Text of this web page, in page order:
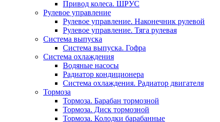
Привод колеса. ШРУС
Рулевое управление
Рулевое управление. Наконечник рулевой
Рулевое управление. Тяга рулевая
Система выпуска
Система выпуска. Гофра
Система охлаждения
Водяные насосы
Радиатор кондиционера
Система охлаждения. Радиатор двигателя
Тормоза
Тормоза. Барабан тормозной
Тормоза. Диск тормозной
Тормоза. Колодки барабанные